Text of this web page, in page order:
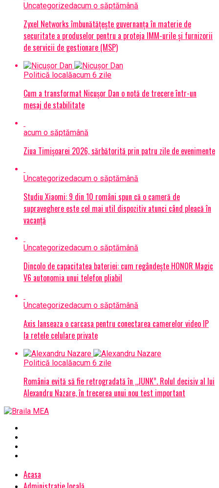
Uncategorizedacum o săptămână
Zyxel Networks îmbunătățește guvernanța în materie de
securitate a produselor pentru a proteja IMM-urile și furnizorii
de servicii de gestionare (MSP)
Politică localăacum 6 zile
Cum a transformat Nicușor Dan o notă de trecere într-un
mesaj de stabilitate
acum o săptămână
Ziua Timișoarei 2026, sărbătorită prin patru zile de evenimente
Uncategorizedacum o săptămână
Studiu Xiaomi: 9 din 10 români spun că o cameră de
supraveghere este cel mai util dispozitiv atunci când pleacă în
vacanță
Uncategorizedacum o săptămână
Dincolo de capacitatea bateriei: cum regândește HONOR Magic
V6 autonomia unui telefon pliabil
Uncategorizedacum o săptămână
Axis lanseaza o carcasa pentru conectarea camerelor video IP
la retele celulare private
Politică localăacum 6 zile
România evită să fie retrogradată în „JUNK”. Rolul decisiv al lui
Alexandru Nazare, în trecerea unui nou test important
Acasa